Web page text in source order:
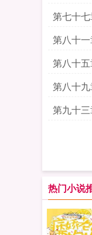
第七十
第八十
第八十
第八十
第九十
热门小说